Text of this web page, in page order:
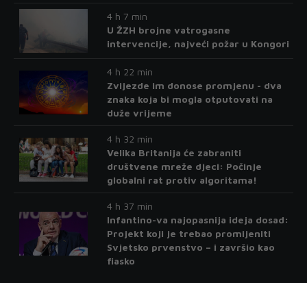
4 h 7 min
U ŽZH brojne vatrogasne
intervencije, najveći požar u Kongori
4 h 22 min
Zvijezde im donose promjenu - dva
znaka koja bi mogla otputovati na
duže vrijeme
4 h 32 min
Velika Britanija će zabraniti
društvene mreže djeci: Počinje
globalni rat protiv algoritama!
4 h 37 min
Infantino-va najopasnija ideja dosad:
Projekt koji je trebao promijeniti
Svjetsko prvenstvo – i završio kao
fiasko